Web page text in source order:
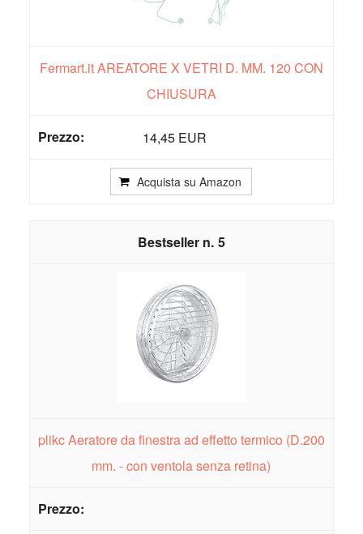
Fermart.it AREATORE X VETRI D. MM. 120 CON
CHIUSURA
14,45 EUR
Acquista su Amazon
5
plikc Aeratore da finestra ad effetto termico (D.200
mm. - con ventola senza retina)